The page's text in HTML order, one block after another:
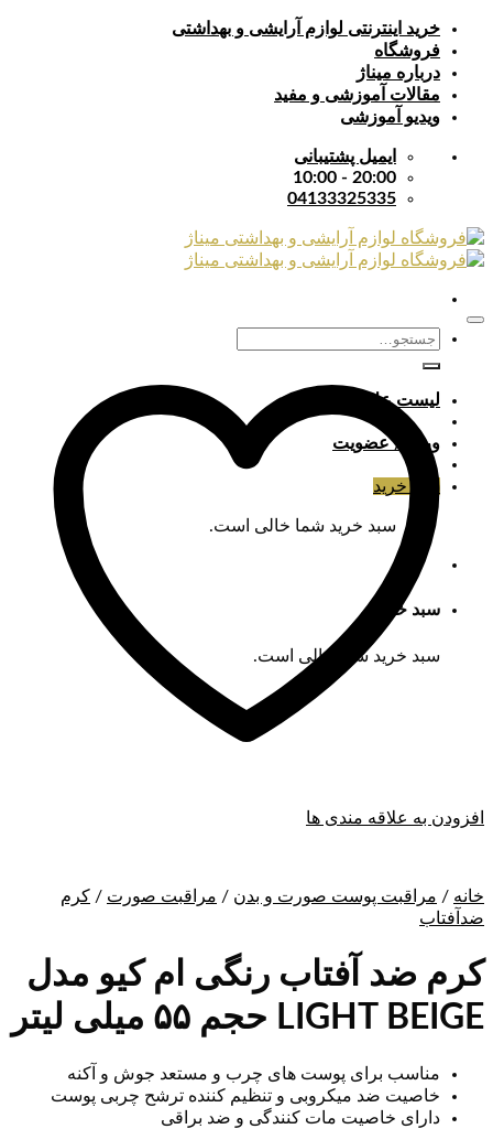
Skip
content
خرید اینترنتی لوازم آرایشی و بهداشتی
فروشگاه
درباره میناژ
مقالات آموزشی و مفید
ویدیو آموزشی
ایمیل پشتیبانی
20:00 - 10:00
04133325335
جستجو
برای:
لیست علایق
ورود / عضویت
سبد خرید
سبد خرید شما خالی است.
سبد خرید
سبد خرید شما خالی است.
افزودن به علاقه مندی ها
خانه / مراقبت پوست صورت و بدن / مراقبت صورت / کرم
ضدآفتاب
کرم ضد آفتاب رنگی ام کیو مدل
LIGHT BEIGE حجم ۵۵ میلی لیتر
مناسب برای پوست های چرب و مستعد جوش و آکنه
خاصیت ضد میکروبی و تنظیم کننده ترشح چربی پوست
دارای خاصیت مات کنندگی و ضد براقی